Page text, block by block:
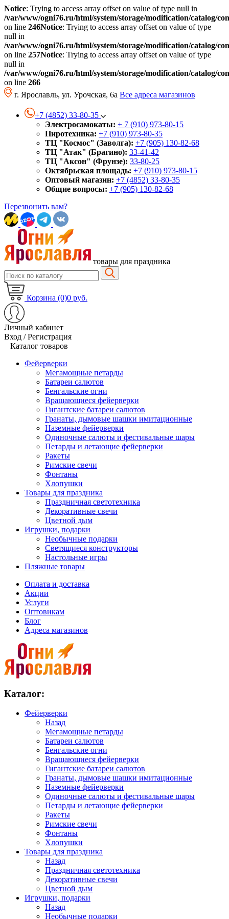
Notice: Trying to access array offset on value of type null in
/var/www/ogni76.ru/html/system/storage/modification/catalog/
on line 246Notice: Trying to access array offset on value of type
null in
/var/www/ogni76.ru/html/system/storage/modification/catalog/
on line 257Notice: Trying to access array offset on value of type
null in
/var/www/ogni76.ru/html/system/storage/modification/catalog/
on line 266
г. Ярославль, ул. Урочская, 6а Все адреса магазинов
+7 (4852) 33-80-35
Электросамокаты: + 7 (910) 973-80-15
Пиротехника: +7 (910) 973-80-35
ТЦ "Космос" (Заволга): +7 (905) 130-82-68
ТЦ "Атак" (Брагино): 33-41-42
ТЦ "Аксон" (Фрунзе): 33-80-25
Октябрьская площадь: +7 (910) 973-80-15
Оптовый магазин: +7 (4852) 33-80-35
Общие вопросы: +7 (905) 130-82-68
Перезвонить вам?
товары для праздника
Корзина (0)0 руб.
Личный кабинет
Вход / Регистрация
Каталог товаров
Фейерверки
Мегамощные петарды
Батареи салютов
Бенгальские огни
Вращающиеся фейерверки
Гигантские батареи салютов
Гранаты, дымовые шашки имитационные
Наземные фейерверки
Одиночные салюты и фестивальные шары
Петарды и летающие фейерверки
Ракеты
Римские свечи
Фонтаны
Хлопушки
Товары для праздника
Праздничная светотехника
Декоративные свечи
Цветной дым
Игрушки, подарки
Необычные подарки
Светящиеся конструкторы
Настольные игры
Пляжные товары
Оплата и доставка
Акции
Услуги
Оптовикам
Блог
Адреса магазинов
Каталог:
Фейерверки
Назад
Мегамощные петарды
Батареи салютов
Бенгальские огни
Вращающиеся фейерверки
Гигантские батареи салютов
Гранаты, дымовые шашки имитационные
Наземные фейерверки
Одиночные салюты и фестивальные шары
Петарды и летающие фейерверки
Ракеты
Римские свечи
Фонтаны
Хлопушки
Товары для праздника
Назад
Праздничная светотехника
Декоративные свечи
Цветной дым
Игрушки, подарки
Назад
Необычные подарки